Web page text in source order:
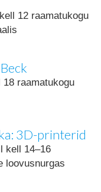
12 raamatukogu
raamatukogu
3D-printerid
kell 14–16
loovusnurgas